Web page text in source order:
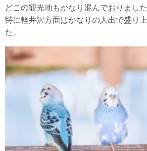
どこの観光地もかなり混んでおりました
特に軽井沢方面はかなりの人出で盛り
た。